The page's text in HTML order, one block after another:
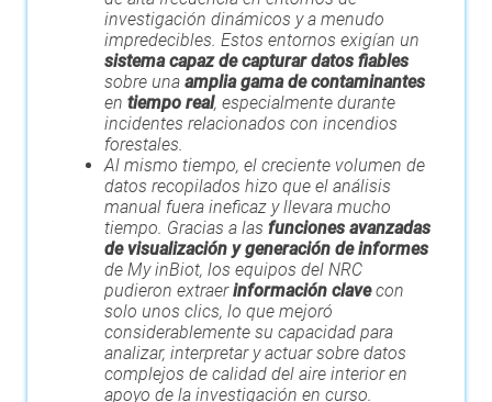
investigación dinámicos y a menudo
impredecibles. Estos entornos exigían un
sistema capaz de capturar datos fiables
sobre una amplia gama de contaminantes
en tiempo real, especialmente durante
incidentes relacionados con incendios
forestales.
Al mismo tiempo, el creciente volumen de
datos recopilados hizo que el análisis
manual fuera ineficaz y llevara mucho
tiempo. Gracias a las funciones avanzadas
de visualización y generación de informes
de My inBiot, los equipos del NRC
pudieron extraerinformación clavecon
solo unos clics, lo que mejoró
considerablemente su capacidad para
analizar, interpretar y actuar sobre datos
complejos de calidad del aire interior en
apoyo de la investigación en curso.